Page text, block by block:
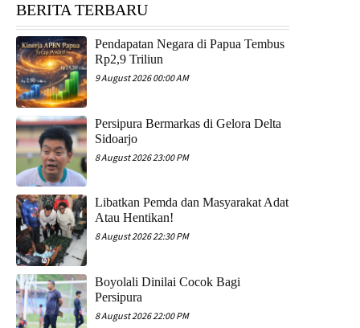
BERITA TERBARU
Pendapatan Negara di Papua Tembus
Rp2,9 Triliun
9 August 2026 00:00 AM
Persipura Bermarkas di Gelora Delta
Sidoarjo
8 August 2026 23:00 PM
Libatkan Pemda dan Masyarakat Adat
Atau Hentikan!
8 August 2026 22:30 PM
Boyolali Dinilai Cocok Bagi
Persipura
8 August 2026 22:00 PM